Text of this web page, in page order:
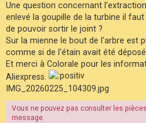
a
g
e
Une question concernant
enlevé la goupille de la turbine il
de pouvoir sortir le joint ?
Sur la mienne le bout de l'arbre est
comme si de l'étain avait été
Et merci à Colorale pour les
Aliexpress.
IMG_20260225_104309.jpg
Vous ne pouvez pas consulter les
message.